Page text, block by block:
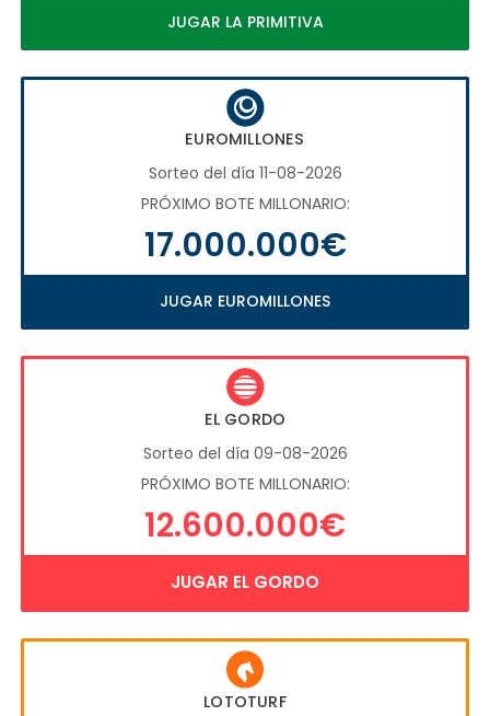
JUGAR LA PRIMITIVA
EUROMILLONES
Sorteo del día 11-08-2026
PRÓXIMO BOTE MILLONARIO:
17.000.000€
JUGAR EUROMILLONES
EL GORDO
Sorteo del día 09-08-2026
PRÓXIMO BOTE MILLONARIO:
12.600.000€
JUGAR EL GORDO
LOTOTURF